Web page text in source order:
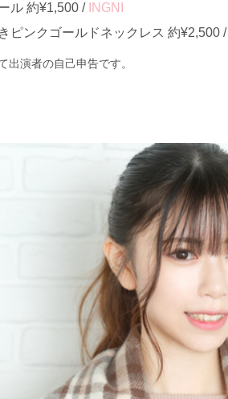
ル 約¥1,500 / INGNI
ピンクゴールドネックレス 約¥2,500 /
演者の自己申告です。